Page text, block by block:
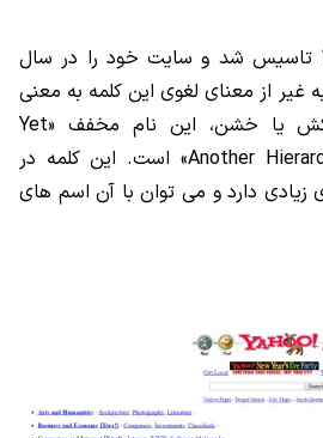
این شرکت در سال 1994 تاسیس شد و سایت خود را در سال
به غیر از معنای لغوی این کلمه به معنی
کش یا خشن، این نام مخفف «Yet
Another» است. این کلمه در
زیادی دارد و می توان با آن اسم های